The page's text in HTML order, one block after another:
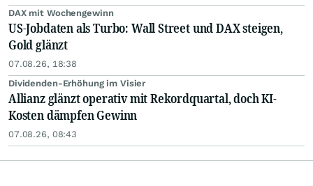
DAX mit Wochengewinn
US-Jobdaten als Turbo: Wall Street und DAX steigen,
Gold glänzt
07.08.26, 18:38
Dividenden-Erhöhung im Visier
Allianz glänzt operativ mit Rekordquartal, doch KI-
Kosten dämpfen Gewinn
07.08.26, 08:43